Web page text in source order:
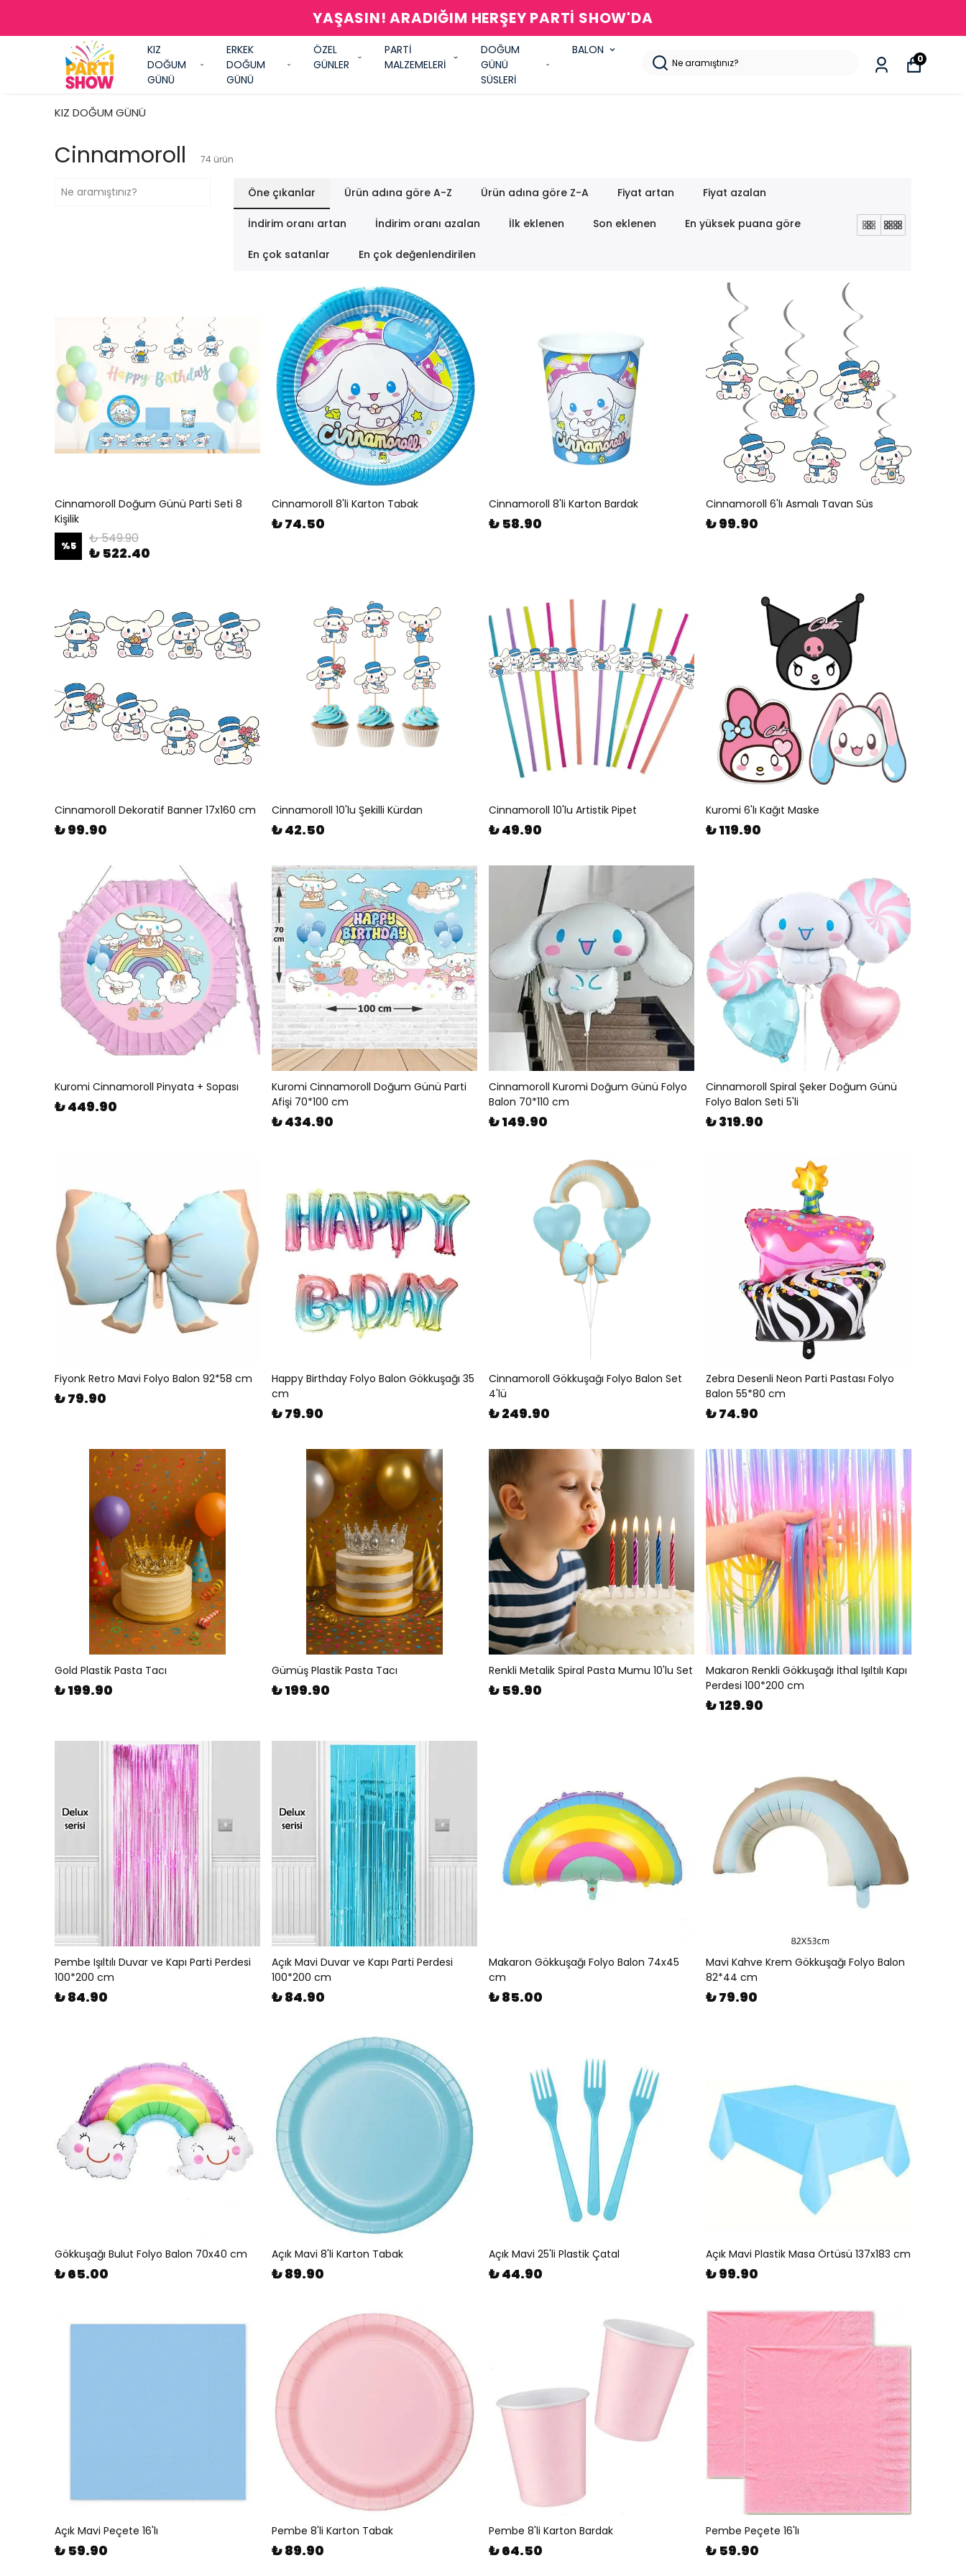
YAŞASIN! ARADIĞIM HERŞEY PARTİ SHOW'DA
KIZ
DOĞUM
GÜNÜ
ERKEK
DOĞUM
GÜNÜ
ÖZEL
GÜNLER
PARTİ
MALZEMELERİ
DOĞUM
GÜNÜ
SÜSLERİ
BALON
0
KIZ DOĞUM GÜNÜ
Cinnamoroll 74 ürün
Öne çıkanlar Ürün adına göre A-Z Ürün adına göre Z-A Fiyat artan Fiyat azalan
İndirim oranı artan İndirim oranı azalan İlk eklenen Son eklenen En yüksek puana göre
En çok satanlar En çok değenlendirilen
Cinnamoroll Doğum Günü Parti Seti 8
Kişilik
%5 ₺ 549.90
₺ 522.40
Cinnamoroll 8'li Karton Tabak
₺ 74.50
Cinnamoroll 8'li Karton Bardak
₺ 58.90
Cinnamoroll 6'lı Asmalı Tavan Süs
₺ 99.90
Cinnamoroll Dekoratif Banner 17x160 cm
₺ 99.90
Cinnamoroll 10'lu Şekilli Kürdan
₺ 42.50
Cinnamoroll 10'lu Artistik Pipet
₺ 49.90
Kuromi 6'lı Kağıt Maske
₺ 119.90
Kuromi Cinnamoroll Pinyata + Sopası
₺ 449.90
Kuromi Cinnamoroll Doğum Günü Parti
Afişi 70*100 cm
₺ 434.90
Cinnamoroll Kuromi Doğum Günü Folyo
Balon 70*110 cm
₺ 149.90
Cinnamoroll Spiral Şeker Doğum Günü
Folyo Balon Seti 5'li
₺ 319.90
Fiyonk Retro Mavi Folyo Balon 92*58 cm
₺ 79.90
Happy Birthday Folyo Balon Gökkuşağı 35
cm
₺ 79.90
Cinnamoroll Gökkuşağı Folyo Balon Set
4'lü
₺ 249.90
Zebra Desenli Neon Parti Pastası Folyo
Balon 55*80 cm
₺ 74.90
Gold Plastik Pasta Tacı
₺ 199.90
Gümüş Plastik Pasta Tacı
₺ 199.90
Renkli Metalik Spiral Pasta Mumu 10'lu Set
₺ 59.90
Makaron Renkli Gökkuşağı İthal Işıltılı Kapı
Perdesi 100*200 cm
₺ 129.90
Pembe Işıltılı Duvar ve Kapı Parti Perdesi
100*200 cm
₺ 84.90
Açık Mavi Duvar ve Kapı Parti Perdesi
100*200 cm
₺ 84.90
Makaron Gökkuşağı Folyo Balon 74x45
cm
₺ 85.00
Mavi Kahve Krem Gökkuşağı Folyo Balon
82*44 cm
₺ 79.90
Gökkuşağı Bulut Folyo Balon 70x40 cm
₺ 65.00
Açık Mavi 8'li Karton Tabak
₺ 89.90
Açık Mavi 25'li Plastik Çatal
₺ 44.90
Açık Mavi Plastik Masa Örtüsü 137x183 cm
₺ 99.90
Açık Mavi Peçete 16'lı
₺ 59.90
Pembe 8'li Karton Tabak
₺ 89.90
Pembe 8'li Karton Bardak
₺ 64.50
Pembe Peçete 16'lı
₺ 59.90